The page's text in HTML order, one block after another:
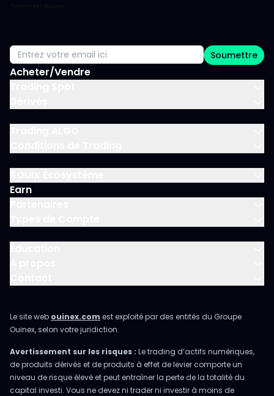
Acheter/Vendre
Earn
Soumettre
Le site web ouinex.com est exploité par des entités du Groupe
Ouinex, selon votre juridiction.
Avertissement sur les risques : Le trading d’actifs numériques,
de produits dérivés et de produits à effet de levier comporte un
niveau de risque élevé et peut entraîner la perte de la totalité du
capital investi. Vous ne devez ni trader ni investir à moins de